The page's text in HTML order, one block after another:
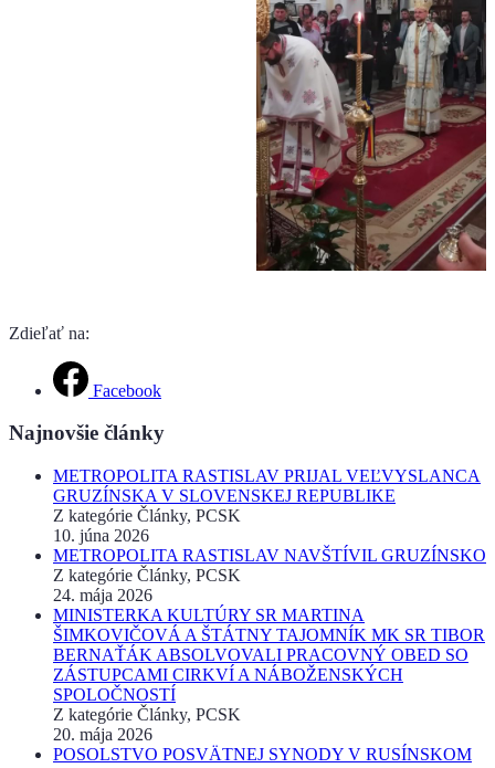
Zdieľať na:
Facebook
Najnovšie články
METROPOLITA RASTISLAV PRIJAL VEĽVYSLANCA
GRUZÍNSKA V SLOVENSKEJ REPUBLIKE
Z kategórie Články, PCSK
10. júna 2026
METROPOLITA RASTISLAV NAVŠTÍVIL GRUZÍNSKO
Z kategórie Články, PCSK
24. mája 2026
MINISTERKA KULTÚRY SR MARTINA
ŠIMKOVIČOVÁ A ŠTÁTNY TAJOMNÍK MK SR TIBOR
BERNAŤÁK ABSOLVOVALI PRACOVNÝ OBED SO
ZÁSTUPCAMI CIRKVÍ A NÁBOŽENSKÝCH
SPOLOČNOSTÍ
Z kategórie Články, PCSK
20. mája 2026
POSOLSTVO POSVÄTNEJ SYNODY V RUSÍNSKOM